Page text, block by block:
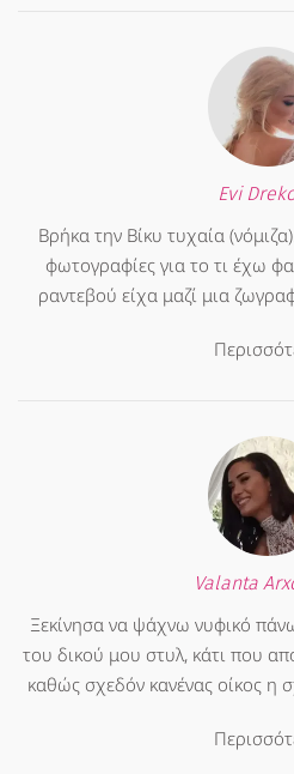
Evi
Βρήκα την Βίκυ τυχαία
φωτογραφίες για το τι έχω
ραντεβού είχα μαζί μια
Valanta
Ξεκίνησα να ψάχνω νυφικό
του δικού μου στυλ, κάτι που
καθώς σχεδόν κανένας οίκος η